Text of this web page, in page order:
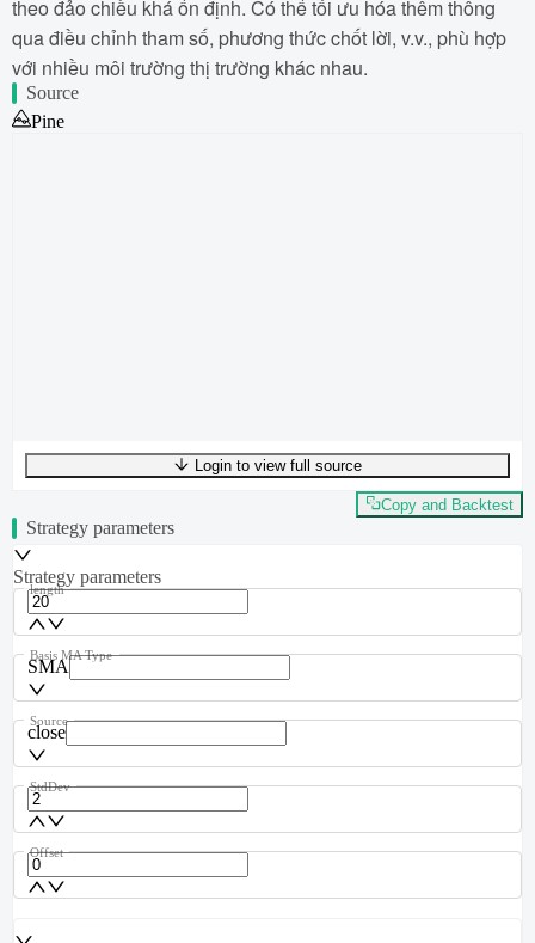
theo đảo chiều khá ổn định. Có thể tối ưu hóa thêm thông
qua điều chỉnh tham số, phương thức chốt lời, v.v., phù hợp
với nhiều môi trường thị trường khác nhau.
Source
Pine
UTF-8372 bytes54 words0 linesLn 1,Col 0
Login to view full source
Copy and Backtest
Strategy parameters
Strategy parameters
length
SMA
Basis MA Type
close
Source
StdDev
Offset